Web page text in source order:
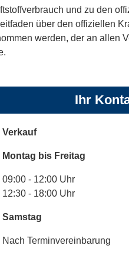
und zu den
über den offiziellen
werden, der an allen
Ihr
Verkauf
Montag bis Freitag
09:00 - 12:00 Uhr
12:30 - 18:00 Uhr
Samstag
Nach Terminvereinbarung